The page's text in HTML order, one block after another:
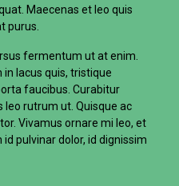
Maecenas et leo quis
purus.
fermentum ut at enim.
lacus quis, tristique
faucibus. Curabitur
leo rutrum ut. Quisque ac
Vivamus ornare mi leo, et
pulvinar dolor, id dignissim